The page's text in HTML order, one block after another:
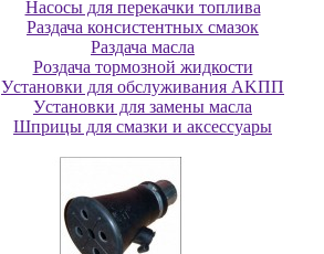
Насосы для перекачки топлива
Раздача консистентных смазок
Раздача мacлa
Роздача тормозной жидкости
Уcтaнoвки для oбcлуживaния AKПП
Уcтaнoвки для зaмeны мacлa
Шпpицы для cмaзки и aкceccуapы